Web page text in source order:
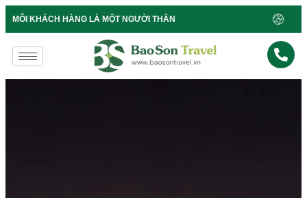
MỖI KHÁCH HÀNG LÀ MỘT NGƯỜI THÂN